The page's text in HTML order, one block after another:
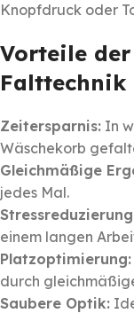
Knopfdruck oder
Vorteile
Falttechnik
Zeitersparnis: In
Wäschekorb
Gleichmäßige
jedes Mal.
einem langen
Platzoptimierung:
durch
Saubere Optik: